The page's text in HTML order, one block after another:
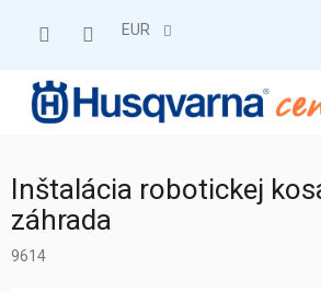
EUR
Inštalácia robotickej
záhrada
9614